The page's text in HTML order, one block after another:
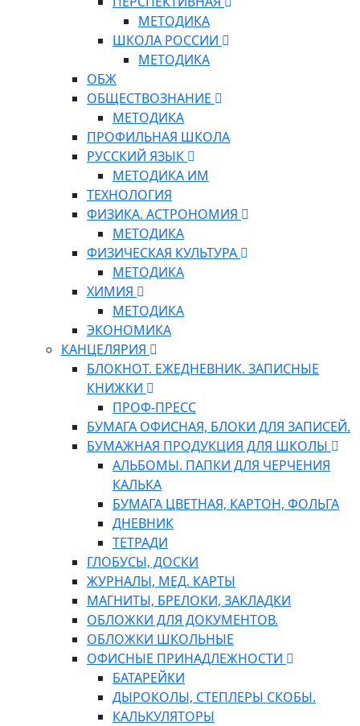
МЕТОДИКА
ШКОЛА РОССИИ
МЕТОДИКА
ОБЖ
ОБЩЕСТВОЗНАНИЕ
МЕТОДИКА
ПРОФИЛЬНАЯ ШКОЛА
РУССКИЙ ЯЗЫК
МЕТОДИКА ИМ
ТЕХНОЛОГИЯ
ФИЗИКА. АСТРОНОМИЯ
МЕТОДИКА
ФИЗИЧЕСКАЯ КУЛЬТУРА
МЕТОДИКА
ХИМИЯ
МЕТОДИКА
ЭКОНОМИКА
КАНЦЕЛЯРИЯ
БЛОКНОТ. ЕЖЕДНЕВНИК. ЗАПИСНЫЕ
КНИЖКИ
ПРОФ-ПРЕСС
БУМАГА ОФИСНАЯ, БЛОКИ ДЛЯ ЗАПИСЕЙ.
БУМАЖНАЯ ПРОДУКЦИЯ ДЛЯ ШКОЛЫ
АЛЬБОМЫ. ПАПКИ ДЛЯ ЧЕРЧЕНИЯ
КАЛЬКА
БУМАГА ЦВЕТНАЯ, КАРТОН, ФОЛЬГА
ДНЕВНИК
ТЕТРАДИ
ГЛОБУСЫ, ДОСКИ
ЖУРНАЛЫ, МЕД. КАРТЫ
МАГНИТЫ, БРЕЛОКИ, ЗАКЛАДКИ
ОБЛОЖКИ ДЛЯ ДОКУМЕНТОВ.
ОБЛОЖКИ ШКОЛЬНЫЕ
ОФИСНЫЕ ПРИНАДЛЕЖНОСТИ
БАТАРЕЙКИ
ДЫРОКОЛЫ, СТЕПЛЕРЫ СКОБЫ.
КАЛЬКУЛЯТОРЫ